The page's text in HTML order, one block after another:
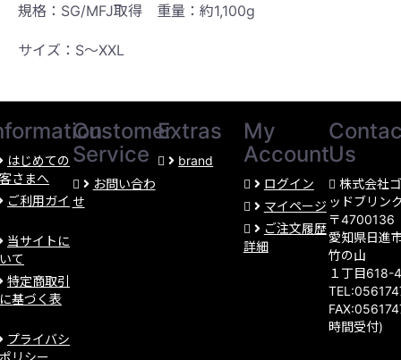
規格：SG/MFJ取得 重量：約1,100g
サイズ：S〜XXL
はじめての
さまへ
ご利用ガイ
当サイトに
て
特定商取引
基づく表
プライバシ
リシー
Customer
Service
お問い合わ
せ
Extras
brand
My
Account
ログイン
マイページ
ご注文履歴
詳細
Us
株式会社
ッドブリン
〒4700136
愛知県日進
竹の山
１丁目618-
時間受付)